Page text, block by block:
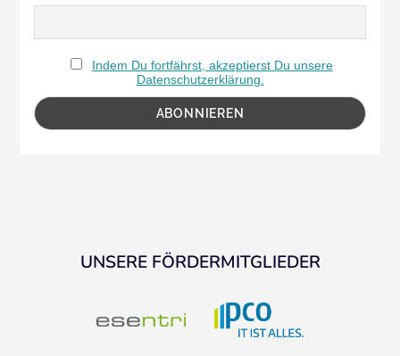
Indem Du fortfährst, akzeptierst Du unsere
Datenschutzerklärung.
UNSERE FÖRDERMITGLIEDER